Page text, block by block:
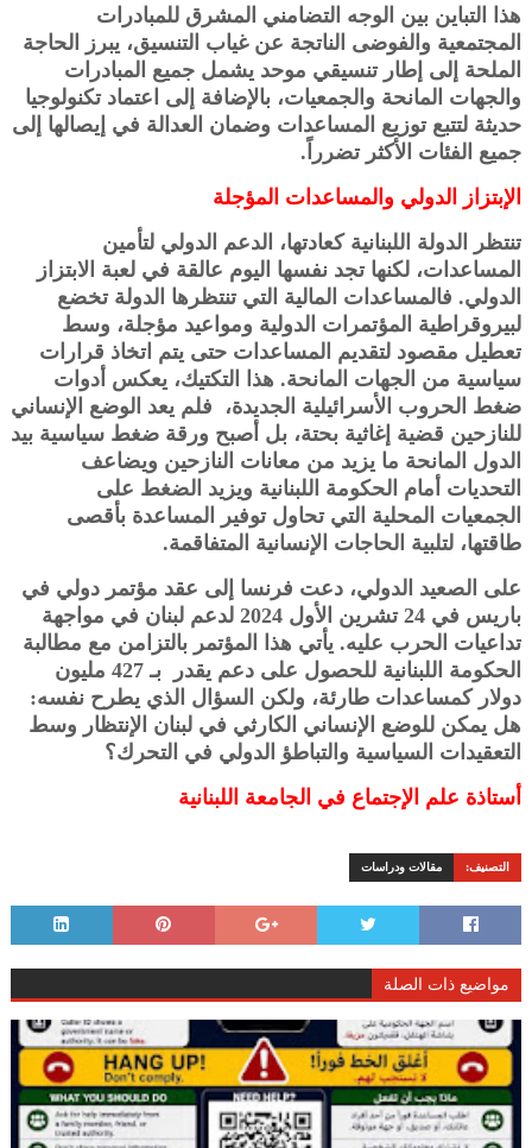
هذا التباين بين الوجه التضامني المشرق للمبادرات
المجتمعية والفوضى الناتجة عن غياب التنسيق، يبرز الحاجة
الملحة إلى إطار تنسيقي موحد يشمل جميع المبادرات
والجهات المانحة والجمعيات، بالإضافة إلى اعتماد تكنولوجيا
حديثة لتتبع توزيع المساعدات وضمان العدالة في إيصالها إلى
جميع الفئات الأكثر تضرراً.
الإبتزاز الدولي والمساعدات المؤجلة
تنتظر الدولة اللبنانية كعادتها، الدعم الدولي لتأمين
المساعدات، لكنها تجد نفسها اليوم عالقة في لعبة الابتزاز
الدولي. فالمساعدات المالية التي تنتظرها الدولة تخضع
لبيروقراطية المؤتمرات الدولية ومواعيد مؤجلة، وسط
تعطيل مقصود لتقديم المساعدات حتى يتم اتخاذ قرارات
سياسية من الجهات المانحة. هذا التكتيك، يعكس أدوات
ضغط الحروب الأسرائيلية الجديدة، فلم يعد الوضع الإنساني
للنازحين قضية إغاثية بحتة، بل أصبح ورقة ضغط سياسية بيد
الدول المانحة ما يزيد من معانات النازحين ويضاعف
التحديات أمام الحكومة اللبنانية ويزيد الضغط على
الجمعيات المحلية التي تحاول توفير المساعدة بأقصى
طاقتها، لتلبية الحاجات الإنسانية المتفاقمة.
على الصعيد الدولي، دعت فرنسا إلى عقد مؤتمر دولي في
باريس في 24 تشرين الأول 2024 لدعم لبنان في مواجهة
تداعيات الحرب عليه. يأتي هذا المؤتمر بالتزامن مع مطالبة
الحكومة اللبنانية للحصول على دعم يقدر بـ 427 مليون
دولار كمساعدات طارئة، ولكن السؤال الذي يطرح نفسه:
هل يمكن للوضع الإنساني الكارثي في لبنان الإنتظار وسط
التعقيدات السياسية والتباطؤ الدولي في التحرك؟
أستاذة علم الإجتماع في الجامعة اللبنانية
التصنيف: مقالات ودراسات
مواضيع ذات الصلة